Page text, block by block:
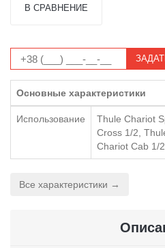
В СРАВНЕНИЕ
Основные характеристики
Использование
Thule Chariot
Cross 1/2,
Chariot Cab 1/2
Все характеристики →